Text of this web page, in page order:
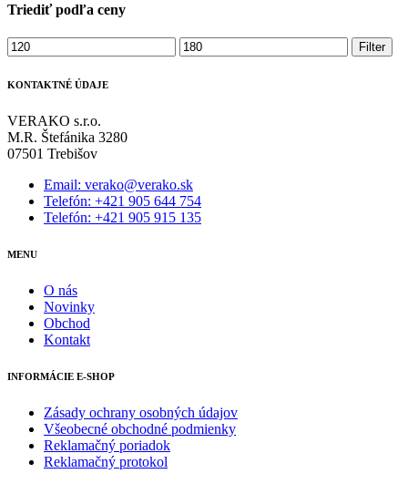
Triediť podľa ceny
Minimálna
cena
Maximálna
cena
Filter
KONTAKTNÉ ÚDAJE
VERAKO s.r.o.
M.R. Štefánika 3280
07501 Trebišov
Email: verako@verako.sk
Telefón: +421 905 644 754
Telefón: +421 905 915 135
MENU
O nás
Novinky
Obchod
Kontakt
INFORMÁCIE E-SHOP
Zásady ochrany osobných údajov
Všeobecné obchodné podmienky
Reklamačný poriadok
Reklamačný protokol